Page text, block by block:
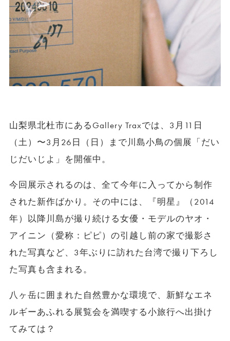
山梨県北杜市にあるGallery Traxでは、3月11日
（土）〜3月26日（日）まで川島小鳥の個展「だい
じだいじよ」を開催中。
今回展示されるのは、全て今年に入ってから制作
された新作ばかり。その中には、『明星』（2014
年）以降川島が撮り続ける女優・モデルのヤオ・
アイニン（愛称：ピピ）の引越し前の家で撮影さ
れた写真など、3年ぶりに訪れた台湾で撮り下ろし
た写真も含まれる。
八ヶ岳に囲まれた自然豊かな環境で、新鮮なエネ
ルギーあふれる展覧会を満喫する小旅行へ出掛け
てみては？